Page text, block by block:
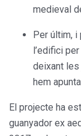
medieval
Per últim, i
l’edifici
deixant
hem
El projecte ha
guanyador ex